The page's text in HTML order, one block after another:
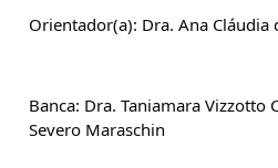
Orientador(a): Dra. Ana Cláudia
Banca: Dra. Taniamara Vizzotto
Severo Maraschin